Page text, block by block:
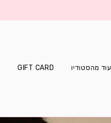
GIFT CARD עוד מהסטודיו